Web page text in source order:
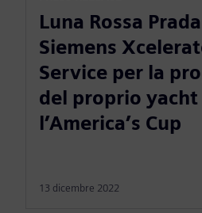
Luna Rossa
Siemens
Service per la
del proprio yacht
l’America’s Cup
13 dicembre 2022